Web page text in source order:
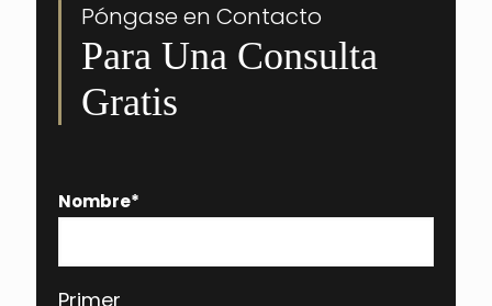
Póngase en Contacto
Para Una Consulta
Gratis
Nombre*
Primer